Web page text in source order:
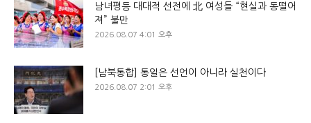
남녀평등 대대적 선전에 北 여성들 “현실과 동떨어
져” 불만
2026.08.07 4:01 오후
[남북통합] 통일은 선언이 아니라 실천이다
2026.08.07 2:01 오후